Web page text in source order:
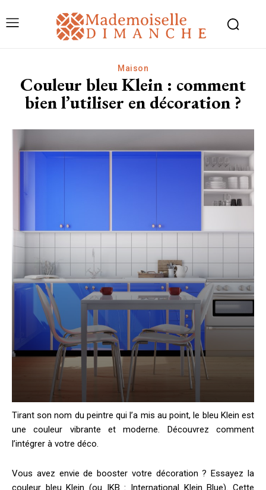
Maison
Couleur bleu Klein : comment
bien l’utiliser en décoration ?
Tirant son nom du peintre qui l’a mis au point, le bleu Klein est
une couleur vibrante et moderne. Découvrez comment
l’intégrer à votre déco.
Vous avez envie de booster votre décoration ? Essayez la
couleur bleu Klein (ou IKB : International Klein Blue). Cette